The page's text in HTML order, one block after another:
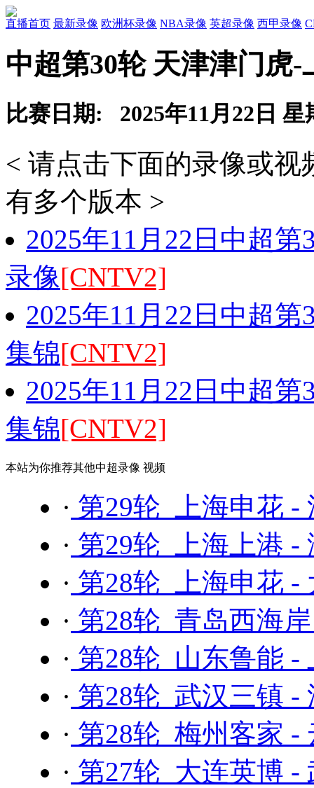
直播首页 最新录像 欧洲杯录像 NBA录像 英超录像 西甲录像
中超第30轮 天津津门虎
比赛日期: 2025年11月22日 星
< 请点击下面的录像或
有多个版本 >
2025年11月22日中超
录像[CNTV2]
2025年11月22日中超
集锦[CNTV2]
2025年11月22日中超
集锦[CNTV2]
本站为你推荐其他中超录像 视频
· 第29轮 上海申花 -
· 第29轮 上海上港 -
· 第28轮 上海申花 -
· 第28轮 青岛西海
· 第28轮 山东鲁能 -
· 第28轮 武汉三镇 -
· 第28轮 梅州客家 -
· 第27轮 大连英博 -